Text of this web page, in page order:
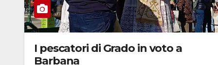
I pescatori di Grado in voto a
Barbana